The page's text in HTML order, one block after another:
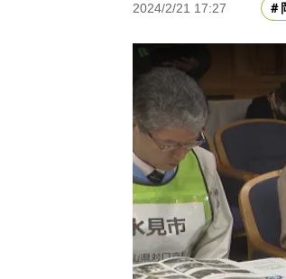
2024/2/21 17:27